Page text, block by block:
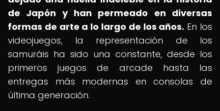
de Japón y han permeado en diversas
formas de arte a lo largo de los años. En los
videojuegos, la representación de los
samuráis ha sido una constante, desde los
primeros juegos de arcade hasta las
entregas más modernas en consolas de
última generación.